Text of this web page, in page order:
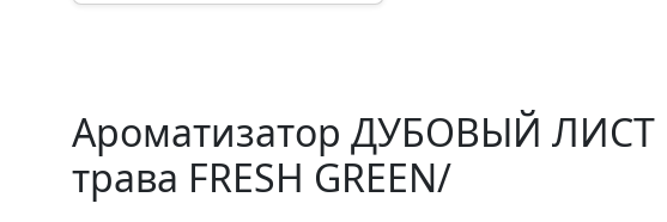
Ароматизатор ДУБОВЫЙ ЛИСТ
трава FRESH GREEN/